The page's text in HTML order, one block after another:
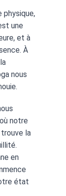
physique,
une
et à
À
nous
notre
la
en
état